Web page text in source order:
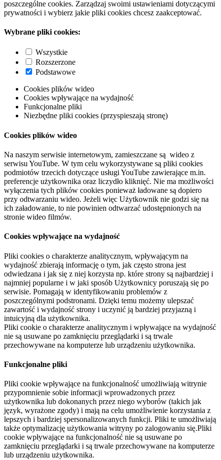
poszczególne cookies. Zarządzaj swoimi ustawieniami dotyczącymi
prywatności i wybierz jakie pliki cookies chcesz zaakceptować.
Wybrane pliki cookies:
Wszystkie
Rozszerzone
Podstawowe
Cookies plików wideo
Cookies wpływające na wydajność
Funkcjonalne pliki
Niezbędne pliki cookies (przyspieszają stronę)
Cookies plików wideo
Na naszym serwisie internetowym, zamieszczane są wideo z
serwisu YouTube. W tym celu wykorzystywane są pliki cookies
podmiotów trzecich dotyczące usługi YouTube zawierające m.in.
preferencje użytkownika oraz liczydło kliknięć. Nie ma możliwości
wyłączenia tych plików cookies ponieważ ładowane są dopiero
przy odtwarzaniu wideo. Jeżeli więc Użytkownik nie godzi się na
ich załadowanie, to nie powinien odtwarzać udostępnionych na
stronie wideo filmów.
Cookies wpływające na wydajność
Pliki cookies o charakterze analitycznym, wpływającym na
wydajność zbierają informację o tym, jak często strona jest
odwiedzana i jak się z niej korzysta np. które strony są najbardziej i
najmniej popularne i w jaki sposób Użytkownicy poruszają się po
serwisie. Pomagają w identyfikowaniu problemów z
poszczególnymi podstronami. Dzięki temu możemy ulepszać
zawartość i wydajność strony i uczynić ją bardziej przyjazną i
intuicyjną dla użytkownika.
Pliki cookie o charakterze analitycznym i wpływające na wydajność
nie są usuwane po zamknięciu przeglądarki i są trwale
przechowywane na komputerze lub urządzeniu użytkownika.
Funkcjonalne pliki
Pliki cookie wpływające na funkcjonalność umożliwiają witrynie
przypomnienie sobie informacji wprowadzonych przez
użytkownika lub dokonanych przez niego wyborów (takich jak
język, wyrażone zgody) i mają na celu umożliwienie korzystania z
lepszych i bardziej spersonalizowanych funkcji. Pliki te umożliwiają
także optymalizację użytkowania witryny po zalogowaniu się.Pliki
cookie wpływające na funkcjonalność nie są usuwane po
zamknięciu przeglądarki i są trwale przechowywane na komputerze
lub urządzeniu użytkownika.